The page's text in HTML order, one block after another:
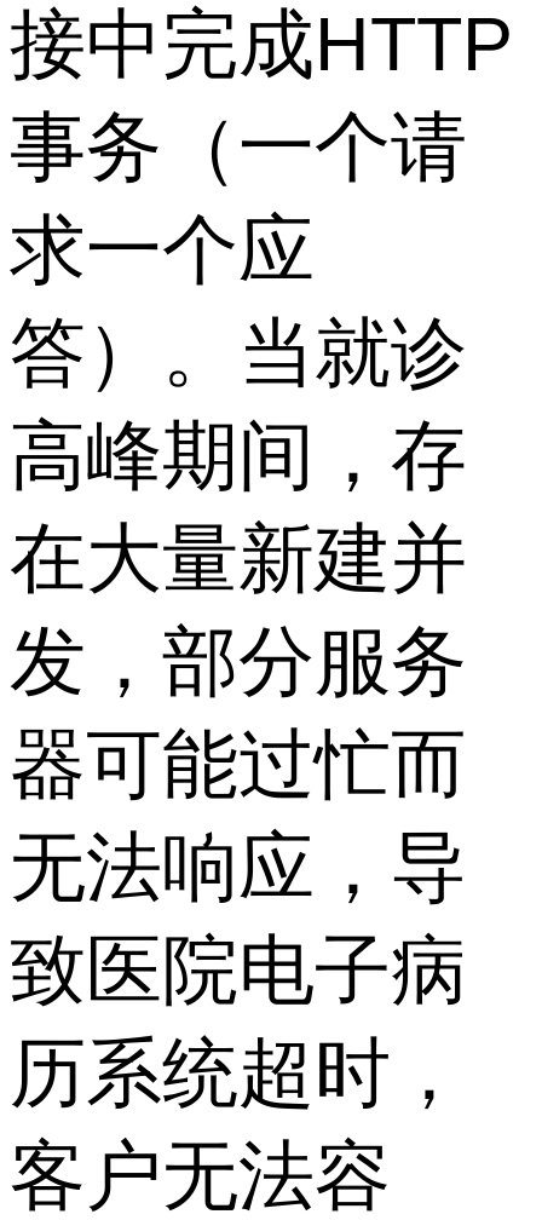
接中完成HTTP
事务（一个请
求一个应
答）。当就诊
高峰期间，存
在大量新建并
发，部分服务
器可能过忙而
无法响应，导
致医院电子病
历系统超时，
客户无法容